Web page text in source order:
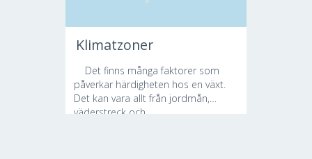
Klimatzoner
Det finns många faktorer som
påverkar härdigheten hos en växt.
Det kan vara allt från jordmån,
väderstreck och...